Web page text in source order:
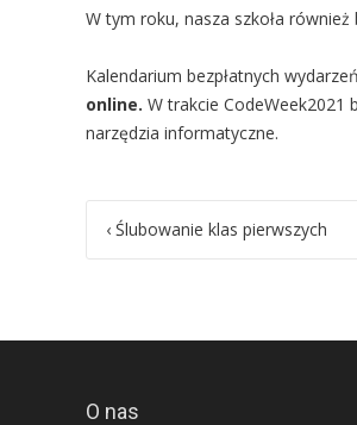
W tym roku, nasza szkoła
Kalendarium bezpłatnych
online. W trakcie
narzędzia informatyczne.
Post
navigation
‹ Ślubowanie klas pierwszych
O nas